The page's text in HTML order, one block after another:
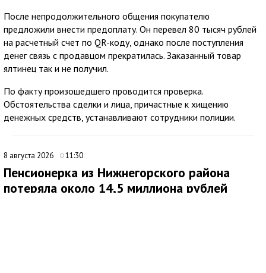
После непродолжительного общения покупателю
предложили внести предоплату. Он перевел 80 тысяч рублей
на расчетный счет по QR-коду, однако после поступления
денег связь с продавцом прекратилась. Заказанный товар
ялтинец так и не получил.
По факту произошедшего проводится проверка.
Обстоятельства сделки и лица, причастные к хищению
денежных средств, устанавливают сотрудники полиции.
8 августа 2026 11:30
Пенсионерка из Нижнегорского района
потеряла около 14,5 миллиона рублей